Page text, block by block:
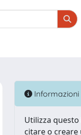
Informazioni
Utilizza
citare o